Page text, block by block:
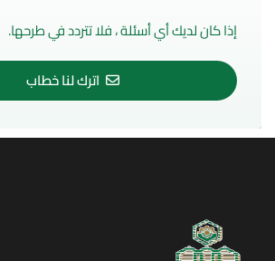
إذا كان لديك أي أسئلة ، فلا تتردد في طرحها.
اترك لنا خطاب